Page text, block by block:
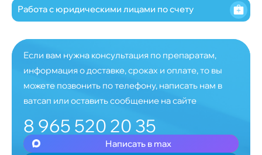
Работа с юридическими лицами по счету
Если вам нужна консультация по препаратам,
информация о доставке, сроках и оплате, то вы
можете позвонить по телефону, написать нам в
ватсап или оставить сообщение на сайте
8 965 520 20 35
Написать в max